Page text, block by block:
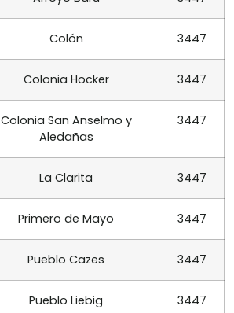
Colón 3447
Colonia Hocker 3447
Colonia San Anselmo y
Aledañas
3447
La Clarita 3447
Primero de Mayo 3447
Pueblo Cazes 3447
Pueblo Liebig 3447